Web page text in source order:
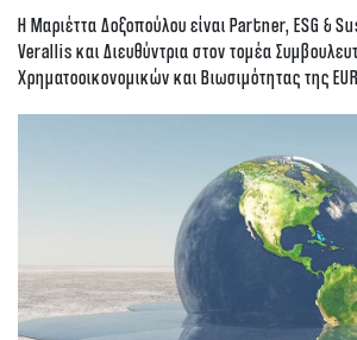
Η Μαριέττα Δοξοπούλου είναι Partner, ESG &
Verallis και Διευθύντρια στον τομέα
Χρηματοοικονομικών και Βιωσιμότητας της